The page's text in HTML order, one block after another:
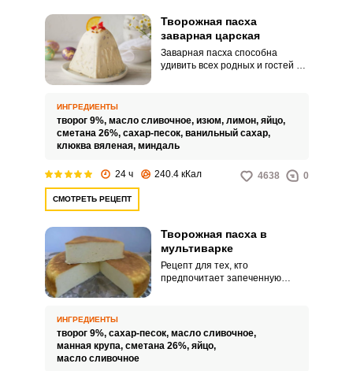
Творожная пасха
заварная царская
Заварная пасха способна
удивить всех родных и гостей за
ИНГРЕДИЕНТЫ
творог 9%, масло сливочное, изюм, лимон, яйцо,
сметана 26%, сахар-песок, ванильный сахар,
клюква вяленая, миндаль
24 ч 240.4 кКал 4638 0
СМОТРЕТЬ РЕЦЕПТ
Творожная пасха в
мультиварке
Рецепт для тех, кто
предпочитает запеченную
манки для сохранения формы,
жирную сметану, яйца и
сахарный песок.
ИНГРЕДИЕНТЫ
творог 9%, сахар-песок, масло сливочное,
манная крупа, сметана 26%, яйцо,
масло сливочное